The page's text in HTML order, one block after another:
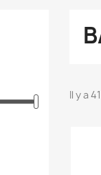
Il y a